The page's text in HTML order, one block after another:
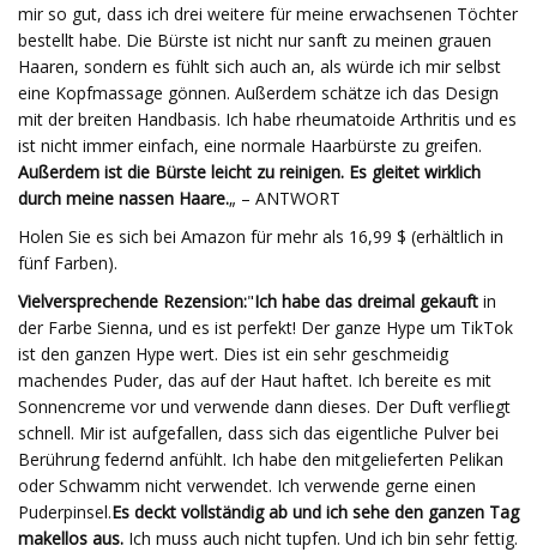
mir so gut, dass ich drei weitere für meine erwachsenen Töchter
bestellt habe. Die Bürste ist nicht nur sanft zu meinen grauen
Haaren, sondern es fühlt sich auch an, als würde ich mir selbst
eine Kopfmassage gönnen. Außerdem schätze ich das Design
mit der breiten Handbasis. Ich habe rheumatoide Arthritis und es
ist nicht immer einfach, eine normale Haarbürste zu greifen.
Außerdem ist die Bürste leicht zu reinigen. Es gleitet wirklich
durch meine nassen Haare.„ – ANTWORT
Holen Sie es sich bei Amazon für mehr als 16,99 $ (erhältlich in
fünf Farben).
Vielversprechende Rezension:"Ich habe das dreimal gekauft in
der Farbe Sienna, und es ist perfekt! Der ganze Hype um TikTok
ist den ganzen Hype wert. Dies ist ein sehr geschmeidig
machendes Puder, das auf der Haut haftet. Ich bereite es mit
Sonnencreme vor und verwende dann dieses. Der Duft verfliegt
schnell. Mir ist aufgefallen, dass sich das eigentliche Pulver bei
Berührung federnd anfühlt. Ich habe den mitgelieferten Pelikan
oder Schwamm nicht verwendet. Ich verwende gerne einen
Puderpinsel.Es deckt vollständig ab und ich sehe den ganzen Tag
makellos aus. Ich muss auch nicht tupfen. Und ich bin sehr fettig.